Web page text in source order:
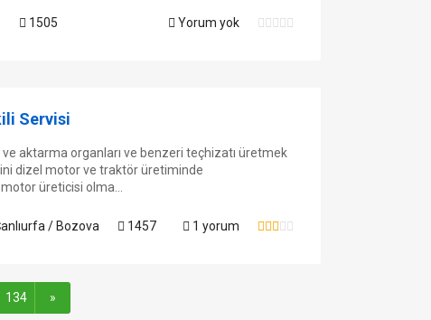
1505 Yorum yok
Servisi
ve aktarma organları ve benzeri teçhizatı üretmek
dizel motor ve traktör üretiminde
üreticisi olma...
/ Bozova 1457 1 yorum
134 »